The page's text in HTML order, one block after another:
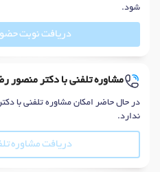
شود.
دریافت نوبت
مشاوره تلفنی با دکتر منصور
در حال حاضر امکان مشاوره تلفنی با
ندارد.
دریافت مشاوره